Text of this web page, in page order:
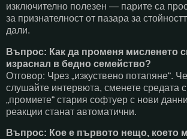
изключително полезен — парите са
за признателност от пазара за
дали.
Въпрос: Как да променя мисленето
израснал в бедно семейство?
Отговор: Чрез „изкуствено потапяне“.
слушайте интервюта, сменете средата
„промиете“ стария софтуер с нови
реакции станат автоматични.
Въпрос: Кое е първото нещо, което